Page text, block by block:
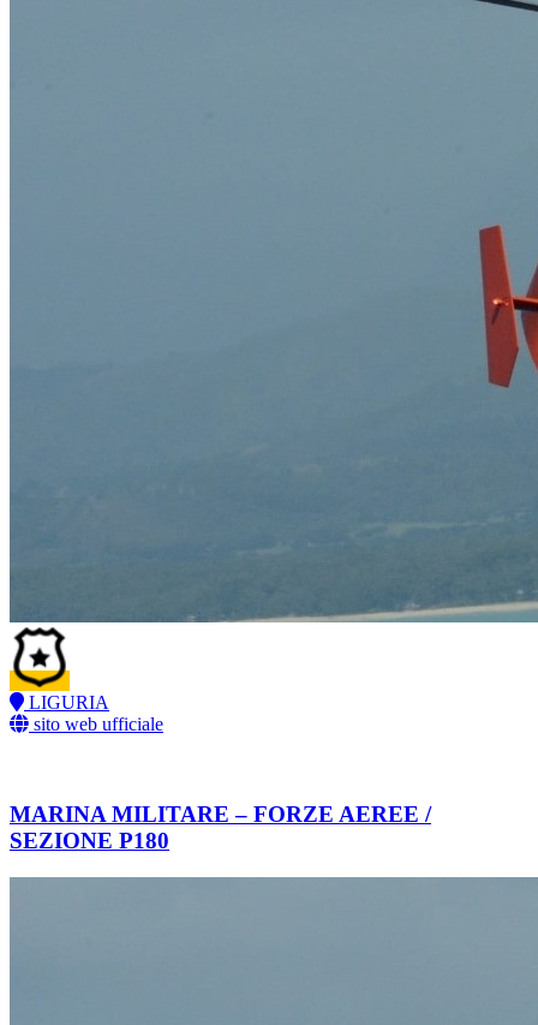
LIGURIA
sito web ufficiale
MARINA MILITARE – FORZE AEREE /
SEZIONE P180